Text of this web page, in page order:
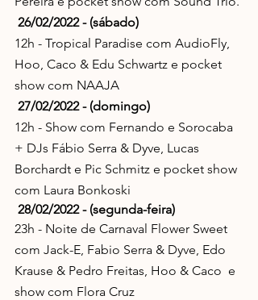
26/02/2022 - (sábado)
12h - Tropical Paradise com AudioFly,
Hoo, Caco & Edu Schwartz e pocket
show com NAAJA
27/02/2022 - (domingo)
12h - Show com Fernando e Sorocaba
+ DJs Fábio Serra & Dyve, Lucas
Borchardt e Pic Schmitz e pocket show
com Laura Bonkoski
28/02/2022 - (segunda-feira)
23h - Noite de Carnaval Flower Sweet
com Jack-E, Fabio Serra & Dyve, Edo
Krause & Pedro Freitas, Hoo & Caco  e
show com Flora Cruz